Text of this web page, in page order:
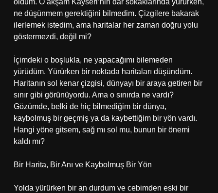
oldum. O akşam Kayseri’nin dar sokaklarında yürürken,
ne düşünmem gerektiğini bilmedim. Çizgilere bakarak
ilerlemek istedim, ama haritalar her zaman doğru yolu
göstermezdi, değil mi?
İçimdeki o boşlukla, ne yapacağımı bilemeden
yürüdüm. Yürürken bir noktada haritaları düşündüm.
Haritanın sol kenar çizgisi, dünyayı bir araya getiren bir
sınır gibi görünüyordu. Ama o sınırda ne vardı?
Gözümde, belki de hiç bilmediğim bir dünya,
kaybolmuş bir geçmiş ya da kaybettiğim bir yön vardı.
Hangi yöne gitsem, sağ mı sol mu, bunun bir önemi
kaldı mı?
Bir Harita, Bir Anı ve Kaybolmuş Bir Yön
Yolda yürürken bir an durdum ve cebimden eski bir